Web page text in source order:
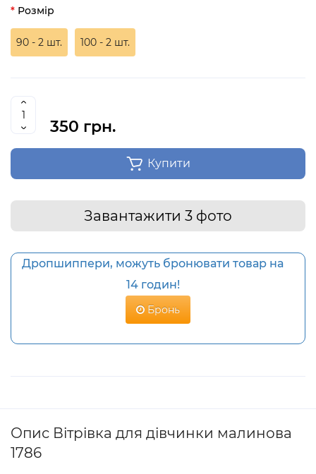
Розмір
90 - 2 шт. 100 - 2 шт.
350 грн.
Купити
Завантажити 3 фото
Дропшиппери, можуть бронювати товар на
14 годин!
Бронь
Опис Вітрівка для дівчинки малинова
1786